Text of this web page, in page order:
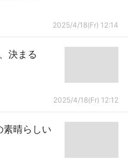
2025/4/18(Fr) 12:14
決まる
2025/4/18(Fr) 12:12
素晴らしい